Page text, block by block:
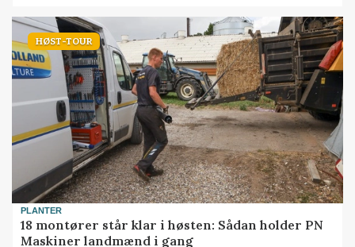
HØST-TOUR
PLANTER
18 montører står klar i høsten: Sådan holder PN
Maskiner landmænd i gang